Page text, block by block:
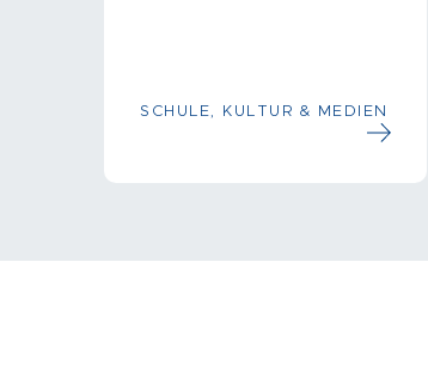
SCHULE, KULTUR & MEDIEN